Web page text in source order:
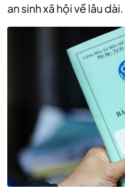
an sinh xã hội về lâu dài.